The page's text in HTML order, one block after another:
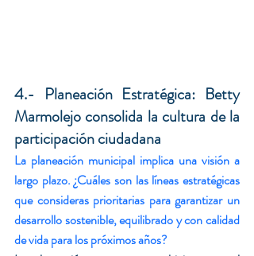
4.- Planeación Estratégica: Betty
Marmolejo consolida la cultura de la
participación ciudadana
La planeación municipal implica una visión a
largo plazo. ¿Cuáles son las líneas estratégicas
que consideras prioritarias para garantizar un
desarrollo sostenible, equilibrado y con calidad
de vida para los próximos años?